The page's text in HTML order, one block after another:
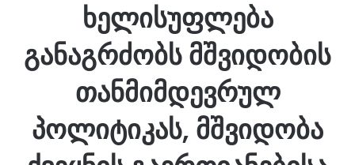
ხელისუფლება
განაგრძობს მშვიდობის
თანმიმდევრულ
პოლიტიკას, მშვიდობა